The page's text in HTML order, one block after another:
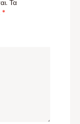
Τα
*